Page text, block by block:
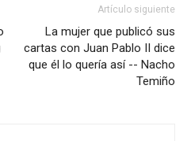
Artículo siguiente
La mujer que publicó sus
cartas con Juan Pablo II dice
que él lo quería así -- Nacho
Temiño